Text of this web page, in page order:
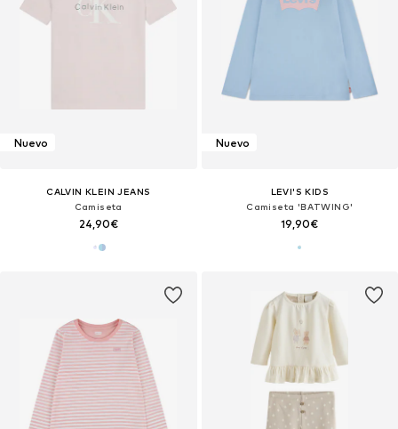
Nuevo
CALVIN KLEIN JEANS
Camiseta
24,90€
Nuevo
LEVI'S KIDS
Camiseta 'BATWING'
19,90€